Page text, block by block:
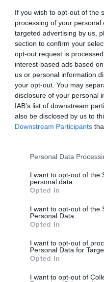
If you wish to opt-out of the
processing of your
targeted advertising by us,
section to confirm your
opt-out request is
interest-based ads based
us or personal information
your opt-out. You may
disclosure of your personal
IAB’s list of downstream
also be disclosed by us to
Downstream Participants
Personal Data
I want to opt-out of the
personal data.
Opted In
I want to opt-out of the
Personal Data.
Opted In
I want to opt-out of
Personal Data for
Opted In
I want to opt-out of
Marcelo Gullo: “El
historia, de poner la
desmontar la
cristiano"
por Hispanidad
Artículos anteriores
DIARIO DE LA
Oír se manifiesta
“Pedro Sánchez es
por Redacción
Enormes minucias
por Eulogio López